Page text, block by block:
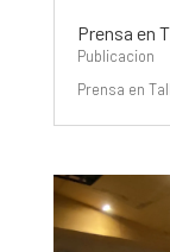
Prensa en
Publicacion
Prensa en